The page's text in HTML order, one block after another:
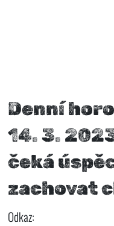
Denní
14. 3.
čeká
zachovat
Odkaz: